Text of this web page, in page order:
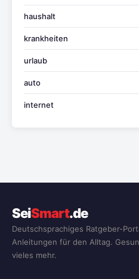
haushalt
krankheiten
urlaub
auto
internet
SeiSmart.de
Deutschsprachiges Ratgeber-
Anleitungen für den Alltag.
vieles mehr.